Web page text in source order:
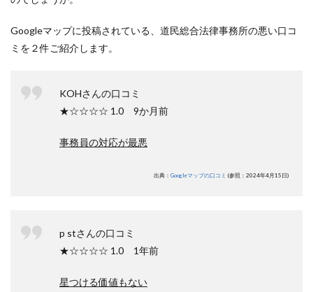
Googleマップに投稿されている、道民総合法律事務所の悪い口コ
ミを２件ご紹介します。
KOHさんの口コミ
★☆☆☆☆ 1.0 9か月前
事務員の対応が最悪
出典： Googleマップの口コミ (参照：2024年4月15日)
p stさんの口コミ
★☆☆☆☆ 1.0 1年前
星つける価値もない